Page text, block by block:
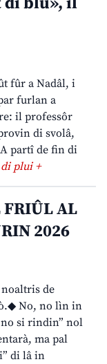
fûr a Nadâl, i
furlan a
il professôr
di svolâ,
partî de fin di
plui +
FRIÛL AL
2026
de
No, no lìn in
si rindin” nol
ma pal
di lâ in